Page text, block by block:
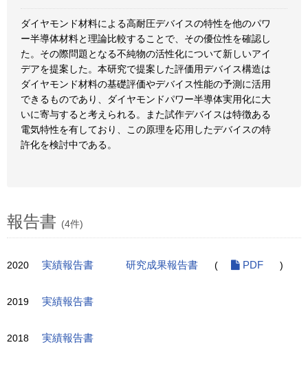
ダイヤモンド材料による高耐圧デバイスの特性を他のパワ
ー半導体材料と理論比較することで、その優位性を確認し
た。その際問題となる不純物の活性化について新しいアイ
デアを提案した。本研究で提案した評価用デバイス構造は
ダイヤモンド材料の基礎評価やデバイス性能の予測に活用
できるものであり、ダイヤモンドパワー半導体実用化に大
いに寄与すると考えられる。また試作デバイスは特徴ある
電気特性を有しており、この原理を応用したデバイスの特
許化を検討中である。
報告書 (4件)
2020 実績報告書 研究成果報告書 ( PDF )
2019 実績報告書
2018 実績報告書